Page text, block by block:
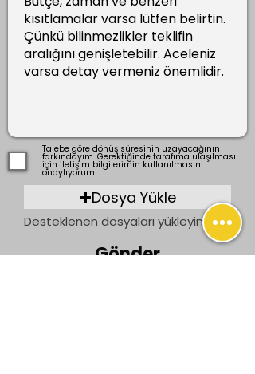
Talebe göre dönüş süresinin uzayacağının
farkındayım. Gerektiğinde tarafıma ulaşılması
için iletişim bilgilerimin kullanılmasını
onaylıyorum.
Dosya Yükle
Desteklenen dosyaları yükleyin (En fazla 15 MB)
Gönder